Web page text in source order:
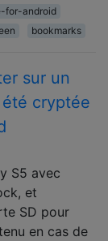
for-android
bookmarks
sur un
cryptée
S5 avec
et
SD pour
en cas de